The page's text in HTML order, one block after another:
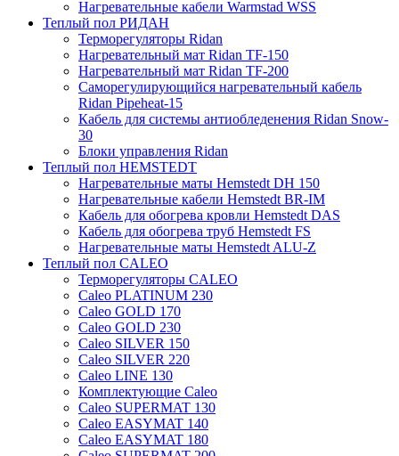
Нагревательные кабели Warmstad WSS
Теплый пол РИДАН
Терморегуляторы Ridan
Нагревательный мат Ridan TF-150
Нагревательный мат Ridan TF-200
Саморегулирующийся нагревательный кабель
Ridan Pipeheat-15
Кабель для системы антиобледенения Ridan Snow-
30
Блоки управления Ridan
Теплый пол HEMSTEDT
Нагревательные маты Hemstedt DH 150
Нагревательные кабели Hemstedt BR-IM
Кабель для обогрева кровли Hemstedt DAS
Кабель для обогрева труб Hemstedt FS
Нагревательные маты Hemstedt ALU-Z
Теплый пол CALEO
Терморегуляторы CALEO
Caleo PLATINUM 230
Caleo GOLD 170
Caleo GOLD 230
Caleo SILVER 150
Caleo SILVER 220
Caleo LINE 130
Комплектующие Caleo
Caleo SUPERMAT 130
Caleo EASYMAT 140
Caleo EASYMAT 180